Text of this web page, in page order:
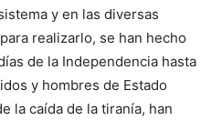
y en las diversas
realizarlo, se han hecho
de la Independencia hasta
y hombres de Estado
la caída de la tiranía, han